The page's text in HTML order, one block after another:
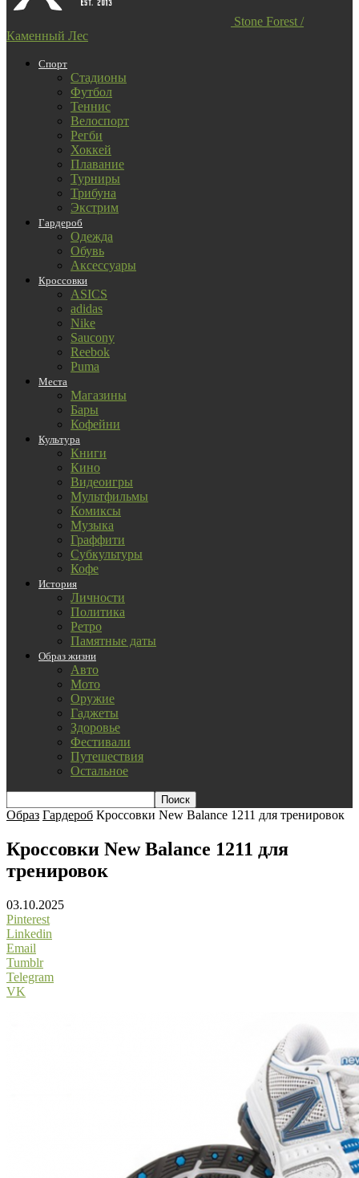
Stone Forest /
Каменный Лес
Спорт
Стадионы
Футбол
Теннис
Велоспорт
Регби
Хоккей
Плавание
Турниры
Трибуна
Экстрим
Гардероб
Одежда
Обувь
Аксессуары
Кроссовки
ASICS
adidas
Nike
Saucony
Reebok
Puma
Места
Магазины
Бары
Кофейни
Культура
Книги
Кино
Видеоигры
Мультфильмы
Комиксы
Музыка
Граффити
Субкультуры
Кофе
История
Личности
Политика
Ретро
Памятные даты
Образ жизни
Авто
Мото
Оружие
Гаджеты
Здоровье
Фестивали
Путешествия
Остальное
Образ Гардероб Кроссовки New Balance 1211 для тренировок
Кроссовки New Balance 1211 для
тренировок
03.10.2025
Pinterest
Linkedin
Email
Tumblr
Telegram
VK